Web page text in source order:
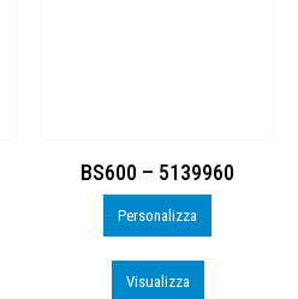
BS600 – 5139960
Personalizza
Visualizza